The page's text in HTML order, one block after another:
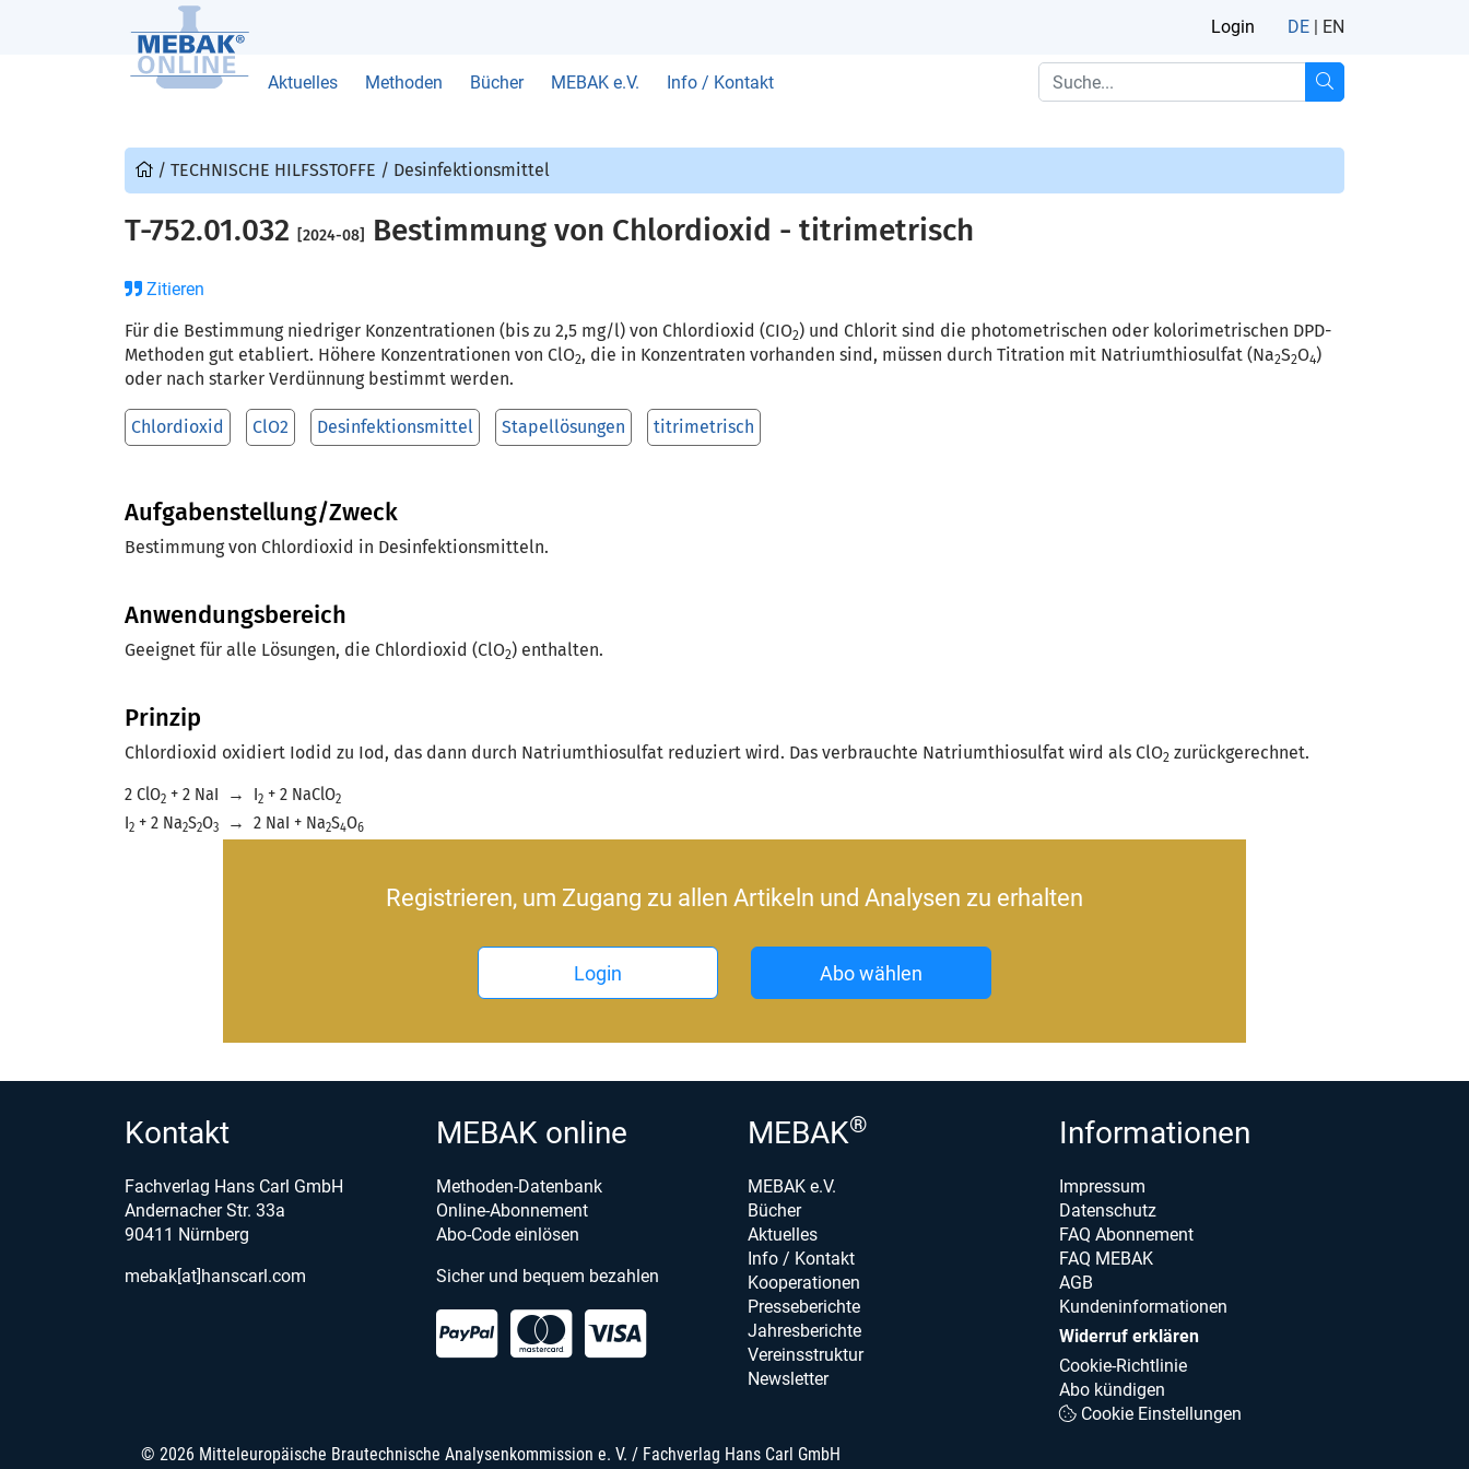
Login DE | EN
Aktuelles Methoden Bücher MEBAK e.V. Info / Kontakt
/ TECHNISCHE HILFSSTOFFE / Desinfektionsmittel
T-752.01.032 [2024-08] Bestimmung von Chlordioxid - titrimetrisch
Zitieren
Für die Bestimmung niedriger Konzentrationen (bis zu 2,5 mg/l) von Chlordioxid (CIO2) und Chlorit sind die photometrischen oder kolorimetrischen DPD-
Methoden gut etabliert. Höhere Konzentrationen von ClO2, die in Konzentraten vorhanden sind, müssen durch Titration mit Natriumthiosulfat (Na2S2O4)
oder nach starker Verdünnung bestimmt werden.
Chlordioxid ClO2 Desinfektionsmittel Stapellösungen titrimetrisch
Aufgabenstellung/Zweck
Bestimmung von Chlordioxid in Desinfektionsmitteln.
Anwendungsbereich
Geeignet für alle Lösungen, die Chlordioxid (ClO2) enthalten.
Prinzip
Chlordioxid oxidiert Iodid zu Iod, das dann durch Natriumthiosulfat reduziert wird. Das verbrauchte Natriumthiosulfat wird als ClO2 zurückgerechnet.
2 ClO2 + 2 NaI → I2 + 2 NaClO2
I2 + 2 Na2S2O3 → 2 NaI + Na2S4O6
Registrieren, um Zugang zu allen Artikeln und Analysen zu erhalten
Login Abo wählen
Kontakt
Fachverlag Hans Carl GmbH
Andernacher Str. 33a
90411 Nürnberg
mebak[at]hanscarl.com
MEBAK online
Methoden-Datenbank
Online-Abonnement
Abo-Code einlösen
Sicher und bequem bezahlen
MEBAK®
MEBAK e.V.
Bücher
Aktuelles
Info / Kontakt
Kooperationen
Presseberichte
Jahresberichte
Vereinsstruktur
Newsletter
Informationen
Impressum
Datenschutz
FAQ Abonnement
FAQ MEBAK
AGB
Kundeninformationen
Widerruf erklären
Cookie-Richtlinie
Abo kündigen
Cookie Einstellungen
© 2026 Mitteleuropäische Brautechnische Analysenkommission e. V. / Fachverlag Hans Carl GmbH